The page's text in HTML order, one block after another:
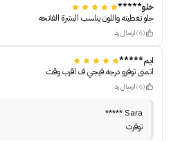
خلو*****
حلو تغطيته واللون يناسب البشرة الفاتحه
(6) ارسال رد
ايم*****
اتمنى توفرو درجه فيجي ف اقرب وقت
(6) ارسال رد
Sara *****
توفرت